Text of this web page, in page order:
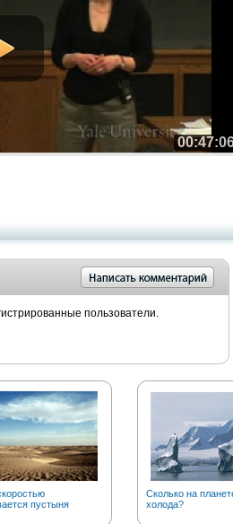
пользователи.
пустыня
Сколько на
холода?